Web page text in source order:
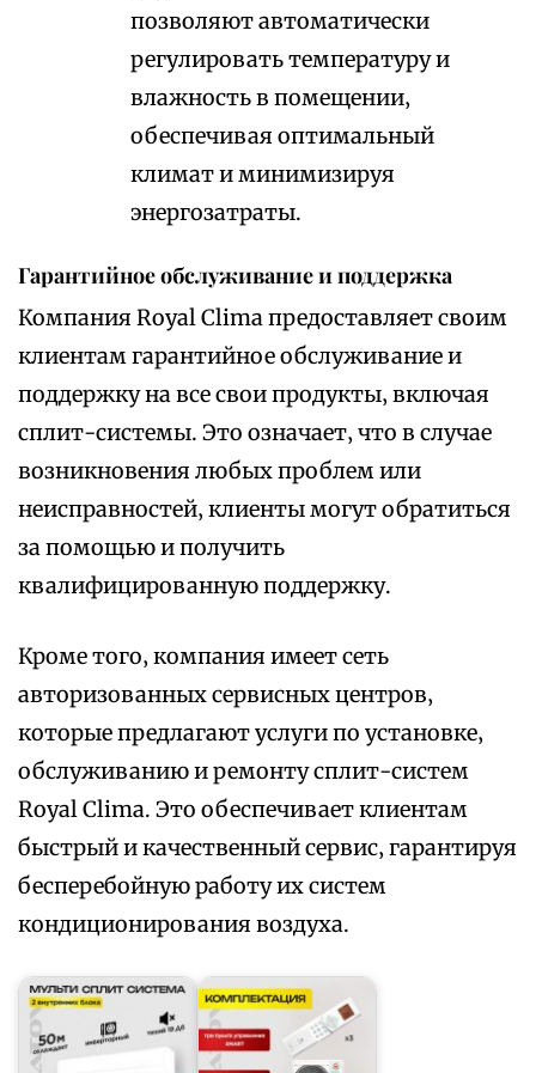
позволяют автоматически
регулировать температуру и
влажность в помещении‚
обеспечивая оптимальный
климат и минимизируя
энергозатраты.
Гарантийное обслуживание и поддержка
Компания Royal Clima предоставляет своим
клиентам гарантийное обслуживание и
поддержку на все свои продукты‚ включая
сплит-системы. Это означает‚ что в случае
возникновения любых проблем или
неисправностей‚ клиенты могут обратиться
за помощью и получить
квалифицированную поддержку.
Кроме того‚ компания имеет сеть
авторизованных сервисных центров‚
которые предлагают услуги по установке‚
обслуживанию и ремонту сплит-систем
Royal Clima. Это обеспечивает клиентам
быстрый и качественный сервис‚ гарантируя
бесперебойную работу их систем
кондиционирования воздуха.